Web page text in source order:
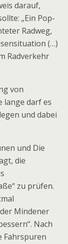
darauf,
„Ein Pop-
Radweg,
(…)
Radverkehr
von
lange darf es
und dabei
und Die
die
zu prüfen.
Mindener
Nach
Fahrspuren